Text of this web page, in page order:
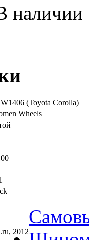
наличии
(Toyota Corolla)
Wheels
2012